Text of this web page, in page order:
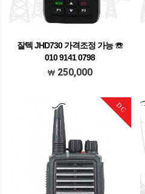
잘텍 JHD730 가격조정 가능 ☏
010 9141 0798
가격조정가능 문의주세요
250,000
DC